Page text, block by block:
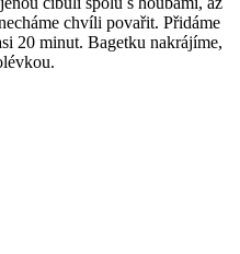
chvíli povařit. Přidáme
20 minut. Bagetku nakrájíme,